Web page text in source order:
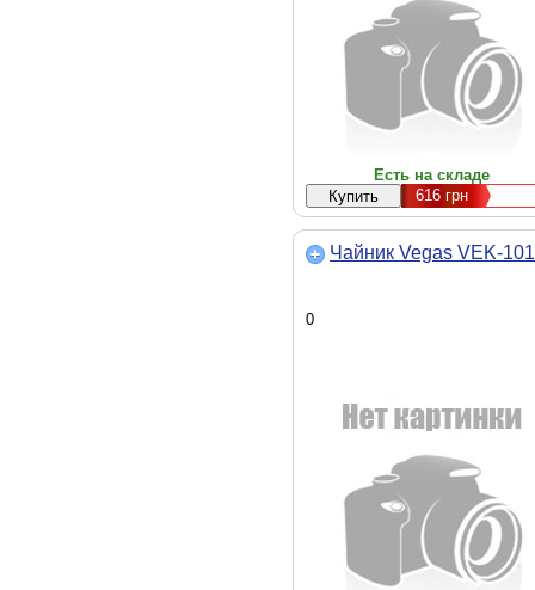
Есть на складе
616грн
Чайник Vegas VEK-
0